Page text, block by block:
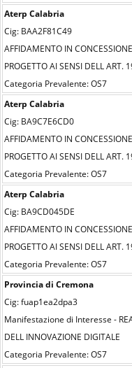
Aterp Calabria
Cig: BAA2F81C49
AFFIDAMENTO IN
PROGETTO AI SENSI DELL ART.
Categoria Prevalente: OS7
Aterp Calabria
Cig: BA9C7E6CD0
AFFIDAMENTO IN
PROGETTO AI SENSI DELL ART.
Categoria Prevalente: OS7
Aterp Calabria
Cig: BA9CD045DE
AFFIDAMENTO IN
PROGETTO AI SENSI DELL ART.
Categoria Prevalente: OS7
Provincia di Cremona
Cig: fuap1ea2dpa3
Manifestazione di Interesse -
DELL INNOVAZIONE DIGITALE
Categoria Prevalente: OS7